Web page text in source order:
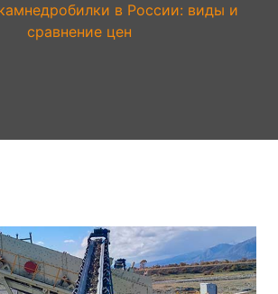
в России: виды и
сравнение цен